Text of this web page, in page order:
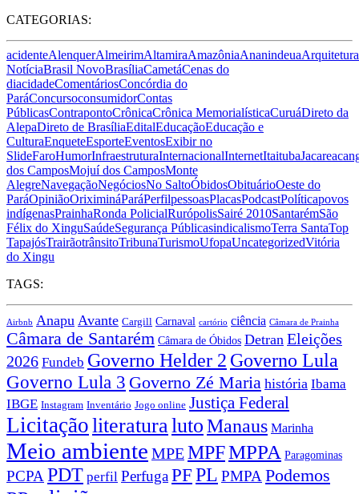
CATEGORIAS:
acidenteAlenquerAlmeirimAltamiraAmazôniaAnanindeuaArquitetura
NotíciaBrasil NovoBrasíliaCametáCenas do
diacidadeComentáriosConcórdia do
ParáConcursoconsumidorContas
PúblicasContrapontoCrônicaCrônica MemorialísticaCuruáDireto da
AlepaDireto de BrasíliaEditalEducaçãoEducação e
CulturaEnqueteEsporteEventosExibir no
SlideFaroHumorInfraestruturaInternacionalInternetItaituba
dos CamposMojuí dos CamposMonte
AlegreNavegaçãoNegóciosNo SaltoÓbidosObituárioOeste do
ParáOpiniãoOriximináParáPerfilpessoasPlacasPodcastPolíticapovos
indígenasPrainhaRonda PolicialRurópolisSairé 2010SantarémSão
Félix do XinguSaúdeSegurança PúblicasindicalismoTerra SantaTop
TapajósTrairãotrânsitoTribunaTurismoUfopaUncategorizedVitória
do Xingu
TAGS:
Airbnb Anapu Avante Cargill Carnaval cartório ciência Câmara de Prainha
Câmara de Santarém Câmara de Óbidos Detran Eleições
2026 Fundeb Governo Helder 2 Governo Lula
Governo Lula 3 Governo Zé Maria história Ibama
IBGE Instagram Inventário Jogo online Justiça Federal
LicitaçãoliteraturalutoManaus Marinha
Meio ambiente MPEMPFMPPA Paragominas
PCPA PDT perfil PerfugaPFPL PMPA Podemos